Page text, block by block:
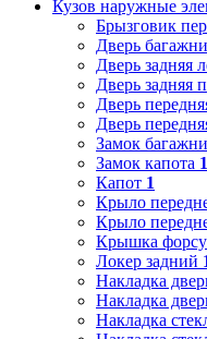
Кузов наружные
Брызговик
Дверь
Дверь задняя
Дверь задняя
Дверь
Дверь
Замок
Замок капота 1
Капот 1
Крыло
Крыло
Крышка
Локер задний
Накладка
Накладка
Накладка